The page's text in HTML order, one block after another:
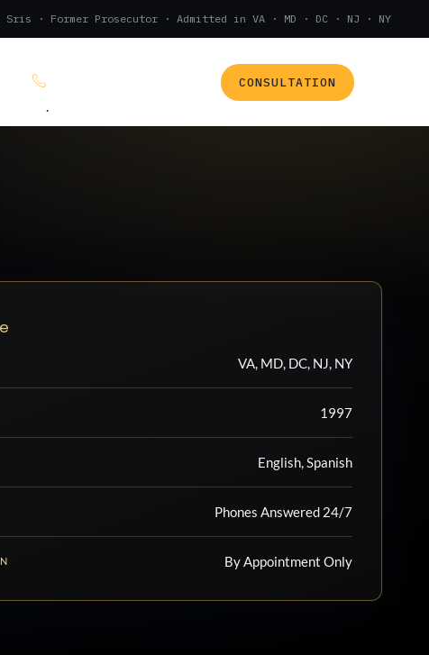
Sris · Former Prosecutor · Admitted in VA · MD · DC · NJ · NY
(888) 437-7747
.
CONSULTATION
VA, MD, DC, NJ, NY
1997
English, Spanish
Phones Answered 24/7
By Appointment Only